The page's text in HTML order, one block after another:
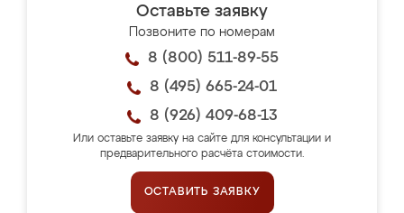
Оставьте заявку
Позвоните по номерам
8 (800) 511-89-55
8 (495) 665-24-01
8 (926) 409-68-13
Или оставьте заявку на сайте для консультации и
предварительного расчёта стоимости.
ОСТАВИТЬ ЗАЯВКУ